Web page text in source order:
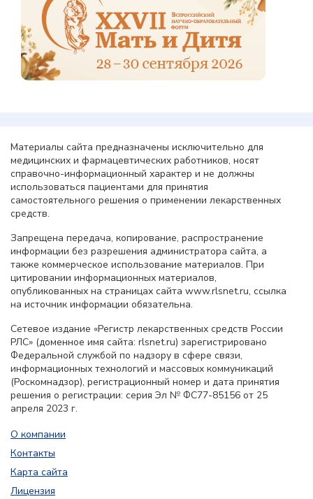
Материалы сайта предназначены исключительно для
медицинских и фармацевтических работников, носят
справочно-информационный характер и не должны
использоваться пациентами для принятия
самостоятельного решения о применении лекарственных
средств.
Запрещена передача, копирование, распространение
информации без разрешения администратора сайта, а
также коммерческое использование материалов. При
цитировании информационных материалов,
опубликованных на страницах сайта www.rlsnet.ru, ссылка
на источник информации обязательна.
Сетевое издание «Регистр лекарственных средств России
РЛС» (доменное имя сайта: rlsnet.ru) зарегистрировано
Федеральной службой по надзору в сфере связи,
информационных технологий и массовых коммуникаций
(Роскомнадзор), регистрационный номер и дата принятия
решения о регистрации: серия Эл № ФС77-85156 от 25
апреля 2023 г.
О компании
Контакты
Карта сайта
Лицензия